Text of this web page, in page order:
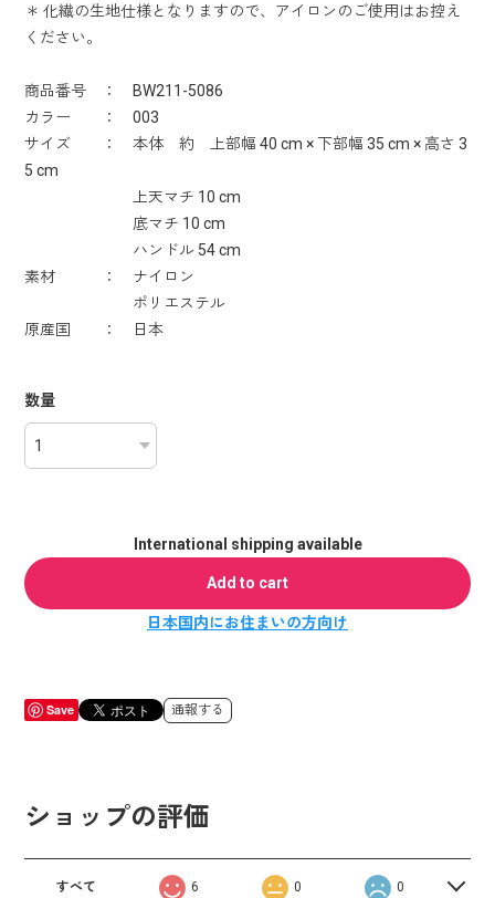
＊ 化繊の生地仕様となりますので、アイロンのご使用はお控え
ください。
商品番号 ： BW211-5086
カラー ： 003
サイズ ： 本体 約 上部幅 40 cm × 下部幅 35 cm × 高さ 3
5 cm
上天マチ 10 cm
底マチ 10 cm
ハンドル 54 cm
素材 ： ナイロン
ポリエステル
原産国 ： 日本
数量
International shipping available
Add to cart
日本国内にお住まいの方向け
Save 通報する
ショップの評価
すべて 6 0 0